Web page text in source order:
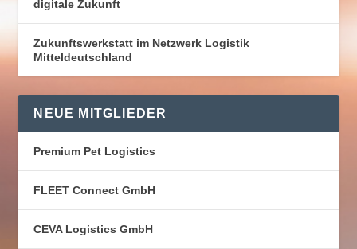
digitale Zukunft
Zukunftswerkstatt im Netzwerk Logistik
Mitteldeutschland
NEUE MITGLIEDER
Premium Pet Logistics
FLEET Connect GmbH
CEVA Logistics GmbH